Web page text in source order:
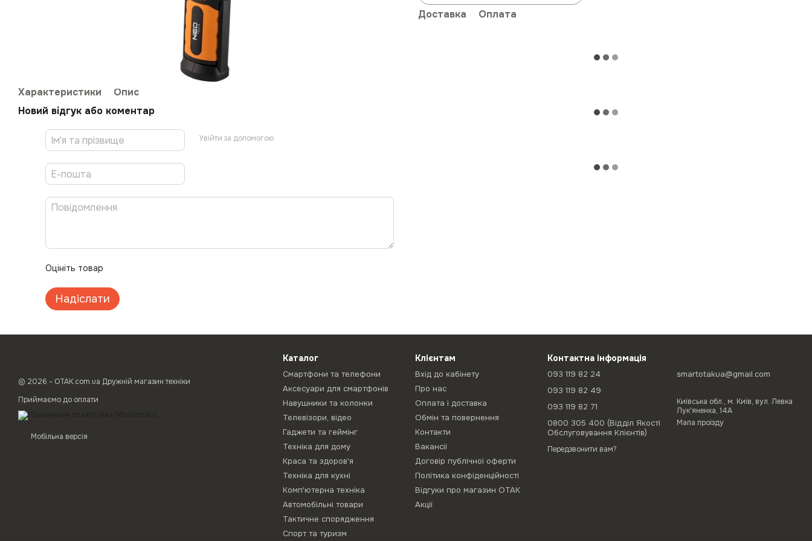
Характеристики
Опис
Новий відгук або коментар
Увійти за допомогою
Оцініть товар
Надіслати
Доставка Оплата
© 2026 - ОТАК.com.ua Дружній магазин техніки
Приймаємо до оплати
Мобільна версія
Каталог
Смартфони та телефони
Аксесуари для смартфонів
Навушники та колонки
Телевізори, відео
Гаджети та геймінг
Техніка для дому
Краса та здоров'я
Техніка для кухні
Комп'ютерна техніка
Автомобільні товари
Тактичне спорядження
Спорт та туризм
Клієнтам
Вхід до кабінету
Про нас
Оплата і доставка
Обмін та повернення
Контакти
Вакансії
Договір публічної оферти
Політика конфіденційності
Відгуки про магазин ОТАК
Акції
Контактна інформація
093 119 82 24
093 119 82 49
093 119 82 71
0800 305 400 (Відділ Якості
Обслуговування Клієнтів)
Передзвонити вам?
smartotakua@gmail.com
Київська обл., м. Київ, вул. Левка
Лук'яненка, 14А
Мапа проїзду